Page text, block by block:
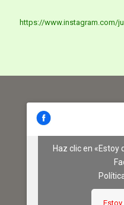
https://www.instagram.com/
Haz clic en «Estoy
Estoy